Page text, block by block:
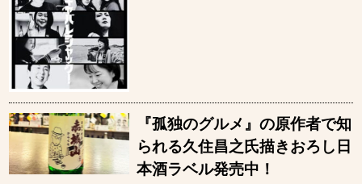
『孤独のグルメ』の原作者で知
られる久住昌之氏描きおろし日
本酒ラベル発売中！